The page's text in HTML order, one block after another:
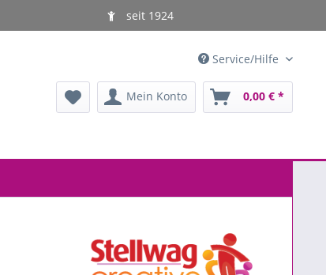
seit 1924
Service/Hilfe
Mein Konto 0,00 € *